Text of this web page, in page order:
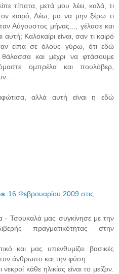
τίποτα, μετά μου λέει, καλά, τι
καιρό; Λέω, μα να μην ξέρω τι
Αύγουστος μήνας..., γέλασε και
αυτή; Καλοκαίρι είναι, σαν τι καιρό
είπα σε όλους γύρω, ότι εδώ
και μέχρι να φτάσουμε
ομπρέλα και πουλόβερ,
αλλά αυτή είναι η εδώ
16 Φεβρουαρίου 2009 στις
- Τσουκαλά μας συγκίνησε με την
πραγματικότητας στην
και μας υπενθυμίζει βασικές
τον άνθρωπο και την φύση.
κάθε ηλικίας είναι το μείζον.